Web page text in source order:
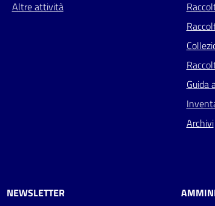
Altre attività
Guida
Archivi
NEWSLETTER